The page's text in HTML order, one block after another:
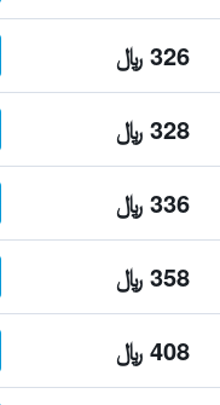
326 ﷼
328 ﷼
336 ﷼
358 ﷼
408 ﷼